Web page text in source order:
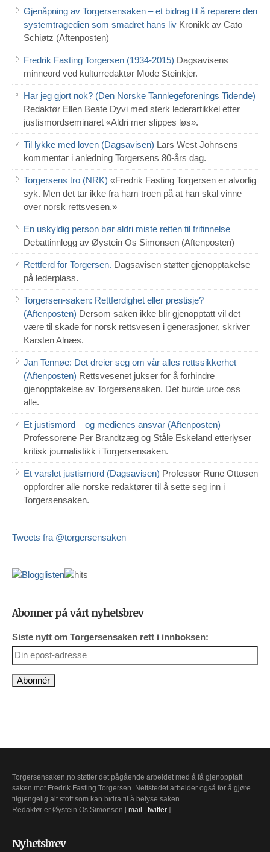
Gjenåpning av Torgersensaken – et bidrag til å reparere den
systemtragedien som smadret hans liv Kronikk av Cato
Schiøtz (Aftenposten)
Fredrik Fasting Torgersen (1934-2015) Dagsavisens
minneord ved kulturredaktør Mode Steinkjer.
Har jeg gjort nok? (Den Norske Tannlegeforenings Tidende)
Redaktør Ellen Beate Dyvi med sterk lederartikkel etter
justismordseminaret «Aldri mer slippes løs».
Til lykke med loven (Dagsavisen) Lars West Johnsens
kommentar i anledning Torgersens 80-års dag.
Torgersens tro (NRK) «Fredrik Fasting Torgersen er alvorlig
syk. Men det tar ikke fra ham troen på at han skal vinne
over norsk rettsvesen.»
En uskyldig person bør aldri miste retten til frifinnelse
Debattinnlegg av Øystein Os Simonsen (Aftenposten)
Rettferd for Torgersen. Dagsavisen støtter gjenopptakelse
på lederplass.
Torgersen-saken: Rettferdighet eller prestisje?
(Aftenposten) Dersom saken ikke blir gjenopptatt vil det
være til skade for norsk rettsvesen i generasjoner, skriver
Karsten Alnæs.
Jan Tennøe: Det dreier seg om vår alles rettssikkerhet
(Aftenposten) Rettsvesenet jukser for å forhindre
gjenopptakelse av Torgersensaken. Det burde uroe oss
alle.
Et justismord – og medienes ansvar (Aftenposten)
Professorene Per Brandtzæg og Ståle Eskeland etterlyser
kritisk journalistikk i Torgersensaken.
Et varslet justismord (Dagsavisen) Professor Rune Ottosen
oppfordrer alle norske redaktører til å sette seg inn i
Torgersensaken.
Tweets fra @torgersensaken
Abonner på vårt nyhetsbrev
Siste nytt om Torgersensaken rett i innboksen:
Torgersensaken.no støtter det pågående arbeidet med å få gjenopptatt
saken mot Fredrik Fasting Torgersen. Nettstedet arbeider også for å gjøre
tilgjengelig alt stoff som kan bidra til å belyse saken.
Redaktør er Øystein Os Simonsen [ mail | twitter ]
Nyhetsbrev